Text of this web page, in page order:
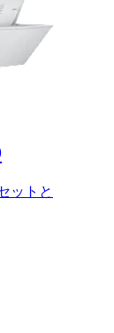
ットと